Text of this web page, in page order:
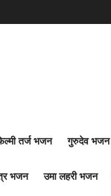
तर्ज भजन गुरुदेव भजन
भजन उमा लहरी भजन